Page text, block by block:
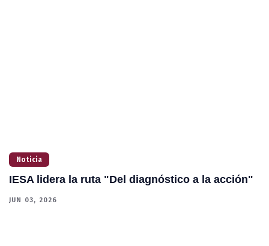
Noticia
IESA lidera la ruta "Del diagnóstico a la acción"
JUN 03, 2026